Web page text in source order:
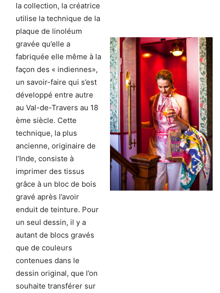
la collection, la créatrice
utilise la technique de la
plaque de linoléum
gravée qu’elle a
fabriquée elle même à la
façon des « indiennes»,
un savoir-faire qui s’est
développé entre autre
au Val-de-Travers au 18
ème siècle. Cette
technique, la plus
ancienne, originaire de
l’Inde, consiste à
imprimer des tissus
grâce à un bloc de bois
gravé après l’avoir
enduit de teinture. Pour
un seul dessin, il y a
autant de blocs gravés
que de couleurs
contenues dans le
dessin original, que l’on
souhaite transférer sur